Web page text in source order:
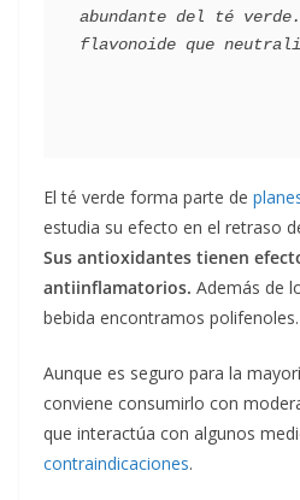
abundante del té
El té verde forma parte de
estudia su efecto en el retraso
Sus antioxidantes tienen
antiinflamatorios. Además de
bebida encontramos polifenoles.
Aunque es seguro para la
conviene consumirlo con
que interactúa con algunos
contraindicaciones.